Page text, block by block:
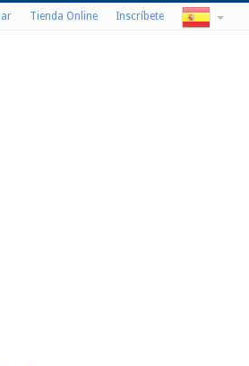
Tienda Online Inscríbete